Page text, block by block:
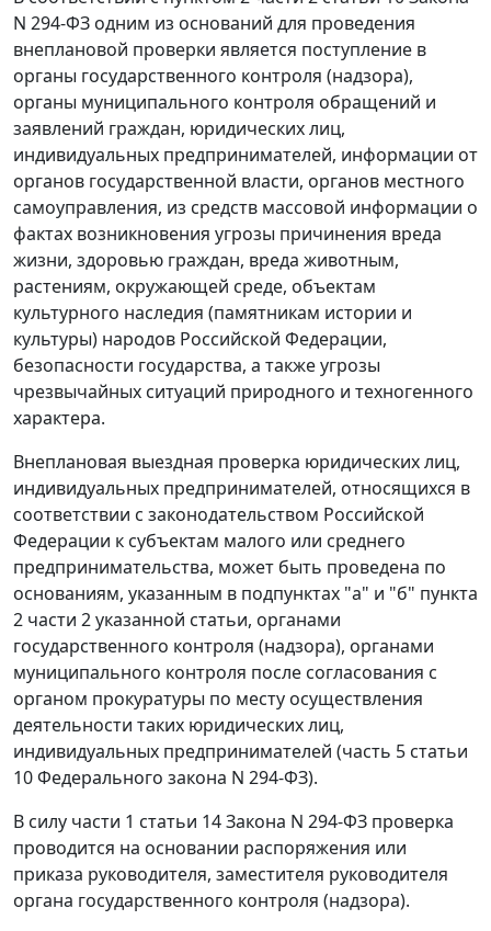
N 294-ФЗ одним из оснований для проведения
внеплановой проверки является поступление в
органы государственного контроля (надзора),
органы муниципального контроля обращений и
заявлений граждан, юридических лиц,
индивидуальных предпринимателей, информации от
органов государственной власти, органов местного
самоуправления, из средств массовой информации о
фактах возникновения угрозы причинения вреда
жизни, здоровью граждан, вреда животным,
растениям, окружающей среде, объектам
культурного наследия (памятникам истории и
культуры) народов Российской Федерации,
безопасности государства, а также угрозы
чрезвычайных ситуаций природного и техногенного
характера.
Внеплановая выездная проверка юридических лиц,
индивидуальных предпринимателей, относящихся в
соответствии с законодательством Российской
Федерации к субъектам малого или среднего
предпринимательства, может быть проведена по
основаниям, указанным в подпунктах "а" и "б" пункта
2 части 2указанной статьи, органами
государственного контроля (надзора), органами
муниципального контроля после согласования с
органом прокуратуры по месту осуществления
деятельности таких юридических лиц,
индивидуальных предпринимателей (часть 5 статьи
10 Федерального закона N 294-ФЗ).
В силу части 1 статьи 14Закона N 294-ФЗ проверка
проводится на основании распоряжения или
приказа руководителя, заместителя руководителя
органа государственного контроля (надзора).